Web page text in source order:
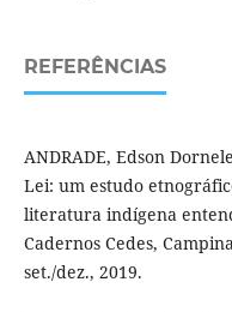
REFERÊNCIAS
ANDRADE, Edson
Lei: um estudo
literatura indígena
Cadernos Cedes,
set./dez., 2019.